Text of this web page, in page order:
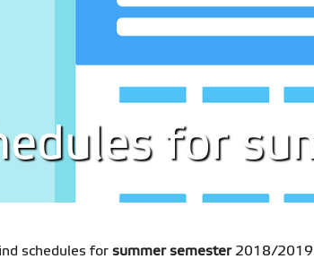
for
schedules for summer semester2018/